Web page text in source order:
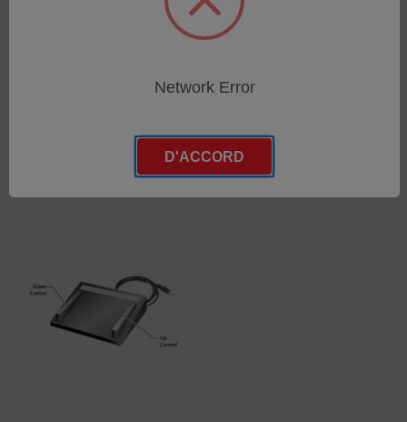
connaître les tarifs
SKU : SPK-TCM-001
connaître les tarifs
Network Error
D'ACCORD